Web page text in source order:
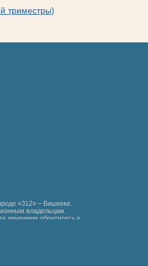
триместры)
«312» – Бишкеке.
владельцам.
лечением обратитесь к